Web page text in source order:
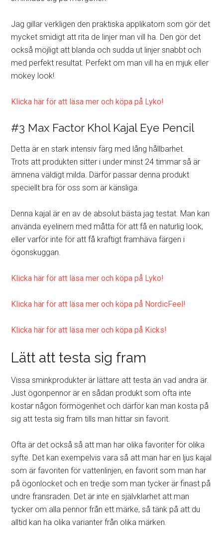
Jag gillar verkligen den praktiska applikatorn som gör det
mycket smidigt att rita de linjer man vill ha. Den gör det
också möjligt att blanda och sudda ut linjer snabbt och
med perfekt resultat. Perfekt om man vill ha en mjuk eller
mokey look!
Klicka här för att läsa mer och köpa på Lyko!
#3 Max Factor Khol Kajal Eye Pencil
Detta är en stark intensiv färg med lång hållbarhet.
Trots att produkten sitter i under minst 24 timmar så är
ämnena väldigt milda. Därför passar denna produkt
speciellt bra för oss som är känsliga.
Denna kajal är en av de absolut bästa jag testat. Man kan
använda eyelinern med måtta för att få en naturlig look,
eller varför inte för att få kraftigt framhäva färgen i
ögonskuggan.
Klicka här för att läsa mer och köpa på Lyko!
Klicka här för att läsa mer och köpa på NordicFeel!
Klicka här för att läsa mer och köpa på Kicks!
Lätt att testa sig fram
Vissa sminkprodukter är lättare att testa än vad andra är.
Just ögonpennor är en sådan produkt som ofta inte
kostar någon förmögenhet och därför kan man kosta på
sig att testa sig fram tills man hittar sin favorit.
Ofta är det också så att man har olika favoriter för olika
syfte. Det kan exempelvis vara så att man har en ljus kajal
som är favoriten för vattenlinjen, en favorit som man har
på ögonlocket och en tredje som man tycker är finast på
undre fransraden. Det är inte en självklarhet att man
tycker om alla pennor från ett märke, så tänk på att du
alltid kan ha olika varianter från olika märken.